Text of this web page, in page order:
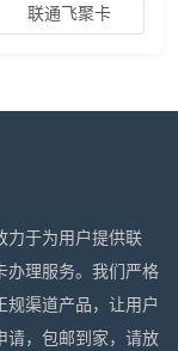
联通飞聚卡
力于为用户提供联
办理服务。我们严格
渠道产品，让用户
请，包邮到家，请放